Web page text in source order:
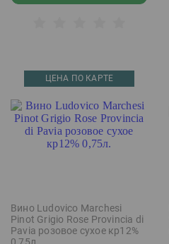
ЦЕНА ПО КАРТЕ
Вино Ludovico Marchesi
Pinot Grigio Rose Provincia di
Pavia розовое сухое кр12%